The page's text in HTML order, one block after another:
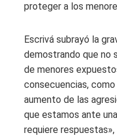
proteger a los
Escrivá subrayó la
demostrando que no
de menores
consecuencias,
aumento de las
que estamos ante
requiere respuestas»,